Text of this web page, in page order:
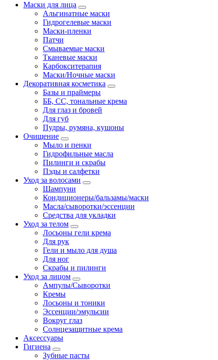
Маски для лица
Альгинатные маски
Гидрогелевые маски
Маски-пленки
Патчи
Смываемые маски
Тканевые маски
Карбокситерапия
Маски/Ночные маски
Декоративная косметика
Базы и праймеры
ББ, СС, тональные крема
Для глаз и бровей
Для губ
Пудры, румяна, кушоны
Очищение
Мыло и пенки
Гидрофильные масла
Пилинги и скрабы
Пэды и салфетки
Уход за волосами
Шампуни
Кондиционеры/бальзамы/маски
Масла/сыворотки/эссенции
Средства для укладки
Уход за телом
Лосьоны гели крема
Для рук
Гели и мыло для душа
Для ног
Скрабы и пилинги
Уход за лицом
Ампулы/Сыворотки
Кремы
Лосьоны и тоники
Эссенции/эмульсии
Вокруг глаз
Солнцезащитные крема
Аксессуары
Гигиена
Зубные пасты